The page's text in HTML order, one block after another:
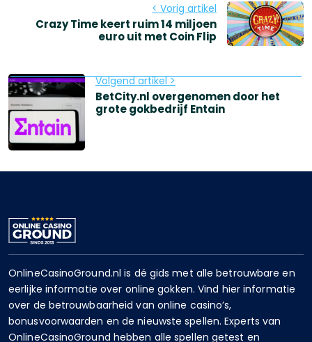
< Vorig artikel
Crazy Time keert ruim 14 miljoen
euro uit met Coin Flip
Volgend artikel >
BetCity.nl overgenomen door het
grote gokbedrijf Entain
OnlineCasinoGround.nl is dé gids met alle betrouwbare en
eerlijke informatie over online gokken. Vind hier informatie
over de betrouwbaarheid van online casino’s,
bonusvoorwaarden en de nieuwste spellen. Experts van
OnlineCasinoGround hebben alle spellen getest en